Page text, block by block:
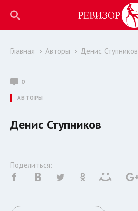
Главная Авторы Денис Ступников
0
АВТОРЫ
Денис Ступников
Поделиться: